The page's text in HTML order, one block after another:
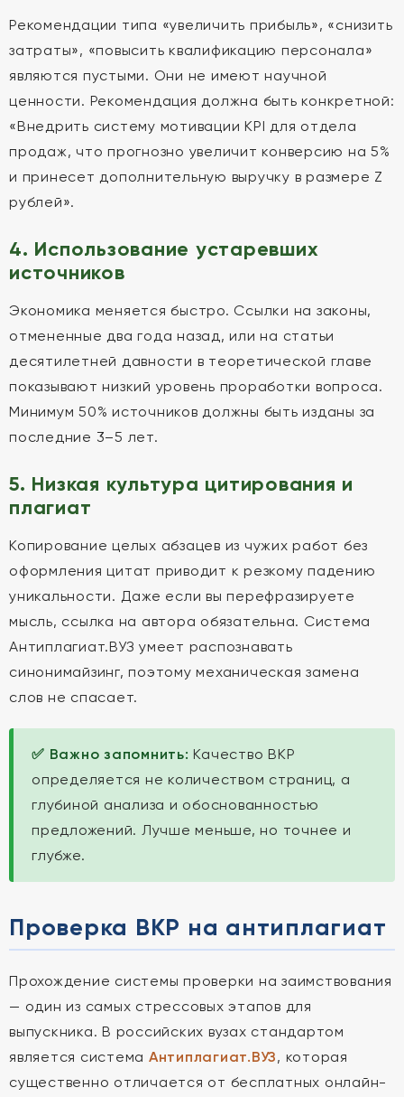
Рекомендации типа «увеличить прибыль», «снизить
затраты», «повысить квалификацию персонала»
являются пустыми. Они не имеют научной
ценности. Рекомендация должна быть конкретной:
«Внедрить систему мотивации KPI для отдела
продаж, что прогнозно увеличит конверсию на 5%
и принесет дополнительную выручку в размере Z
рублей».
4. Использование устаревших
источников
Экономика меняется быстро. Ссылки на законы,
отмененные два года назад, или на статьи
десятилетней давности в теоретической главе
показывают низкий уровень проработки вопроса.
Минимум 50% источников должны быть изданы за
последние 3–5 лет.
5. Низкая культура цитирования и
плагиат
Копирование целых абзацев из чужих работ без
оформления цитат приводит к резкому падению
уникальности. Даже если вы перефразируете
мысль, ссылка на автора обязательна. Система
Антиплагиат.ВУЗ умеет распознавать
синонимайзинг, поэтому механическая замена
слов не спасает.
✅ Важно запомнить: Качество ВКР
определяется не количеством страниц, а
глубиной анализа и обоснованностью
предложений. Лучше меньше, но точнее и
глубже.
Проверка ВКР на антиплагиат
Прохождение системы проверки на заимствования
— один из самых стрессовых этапов для
выпускника. В российских вузах стандартом
является система Антиплагиат.ВУЗ, которая
существенно отличается от бесплатных онлайн-